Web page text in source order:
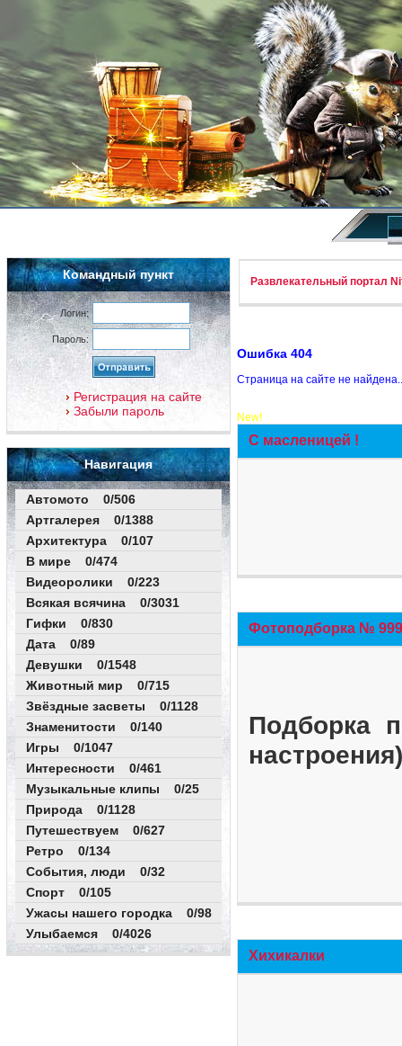
Командный пункт
Логин:
Пароль:
Регистрация на сайте
Забыли пароль
Навигация
Автомото 0/506
Артгалерея 0/1388
Архитектура 0/107
В мире 0/474
Видеоролики 0/223
Всякая всячина 0/3031
Гифки 0/830
Дата 0/89
Девушки 0/1548
Животный мир 0/715
Звёздные засветы 0/1128
Знаменитости 0/140
Игры 0/1047
Интересности 0/461
Музыкальные клипы 0/25
Природа 0/1128
Путешествуем 0/627
Ретро 0/134
События, люди 0/32
Спорт 0/105
Ужасы нашего городка 0/98
Улыбаемся 0/4026
Развлекательный портал
Ошибка 404
Страница на сайте не
New!
С масленицей !
Фотоподборка №
Подборка
Хихикалки